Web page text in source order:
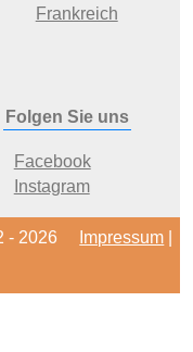
Frankreich
Folgen Sie uns
Facebook
Instagram
- 2026 Impressum